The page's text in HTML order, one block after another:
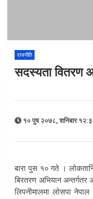
राजनीति
सदस्यता वितरण
१० पुष २०७८, शनिबार
बारा पुस १० गते ।
बिरतरण अभियान अन्तर्गतर
लिपनीमालमा लोसपा